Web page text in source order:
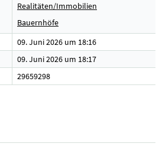
Realitäten/Immobilien
Bauernhöfe
09. Juni 2026 um 18:16
09. Juni 2026 um 18:17
29659298